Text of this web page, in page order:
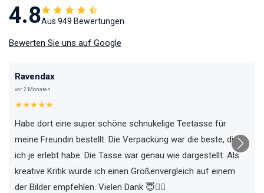
4.8Aus 949 Bewertungen
Bewerten Sie uns auf Google
Ravendax
vor 2 Monaten
★★★★★
Habe dort eine super schöne schnukelige Teetasse für
meine Freundin bestellt. Die Verpackung war die beste, die
ich je erlebt habe. Die Tasse war genau wie dargestellt. Als
kreative Kritik würde ich einen Größenvergleich auf einem
der Bilder empfehlen. Vielen Dank 😇✌🏼